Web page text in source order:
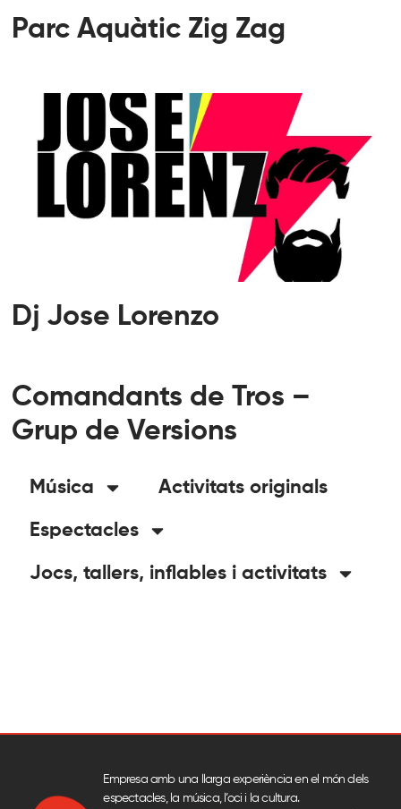
Parc Aquàtic Zig Zag
Dj Jose Lorenzo
Comandants de Tros –
Grup de Versions
Música Activitats originals
Espectacles
Jocs, tallers, inflables i activitats
Empresa amb una llarga experiència en el món dels
espectacles, la música, l’oci i la cultura.